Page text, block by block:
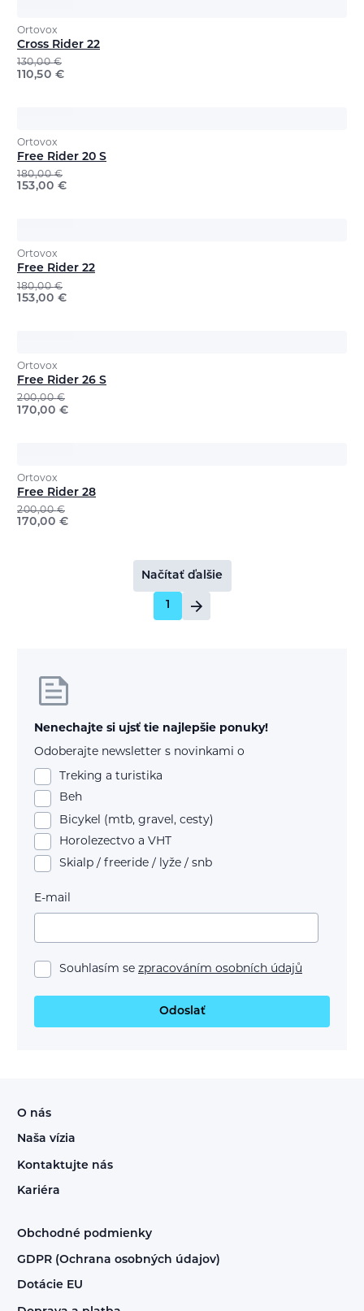
Ortovox
Cross Rider 22
130,00€
110,50 €
Ortovox
Free Rider 20 S
180,00€
153,00 €
Ortovox
Free Rider 22
180,00€
153,00 €
Ortovox
Free Rider 26 S
200,00€
170,00 €
Ortovox
Free Rider 28
200,00€
170,00 €
Načítať ďalšie
1
Nenechajte si ujsť tie najlepšie ponuky!
Odoberajte newsletter s novinkami o
Treking a turistika
Beh
Bicykel (mtb, gravel, cesty)
Horolezectvo a VHT
Skialp / freeride / lyže / snb
E-mail
Souhlasím se zpracováním osobních údajů
Odoslať
O nás
Naša vízia
Kontaktujte nás
Kariéra
Obchodné podmienky
GDPR (Ochrana osobných údajov)
Dotácie EU